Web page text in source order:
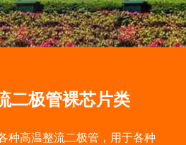
二极管裸芯片类
种高温整流二极管，用于各种